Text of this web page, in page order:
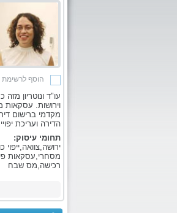
הוסף לרשימת
וירושות. עסקאות
מקדמי ברישום
הדירה ועריכת
תחומי עיסוק:
רכישה,מס שבח